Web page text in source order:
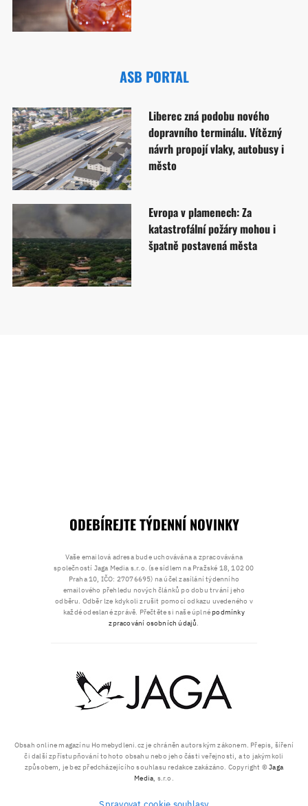
ASB PORTAL
Liberec zná podobu nového
dopravního terminálu. Vítězný
návrh propojí vlaky, autobusy i
město
Evropa v plamenech: Za
katastrofální požáry mohou i
špatně postavená města
Obsah online magazínu Homebydleni.cz je chráněn autorským zákonem. Přepis, šíření
či další zpřístupňování tohoto obsahu nebo jeho části veřejnosti, a to jakýmkoli
způsobem, je bez předcházejícího souhlasu redakce zakázáno. Copyright ©Jaga
Media, s.r.o.
ODEBÍREJTE TÝDENNÍ NOVINKY
Vaše emailová adresa bude uchovávána a zpracovávána
společností Jaga Media s.r.o. (se sídlem na Pražské 18, 102 00
Praha 10, IČO: 27076695) na účel zasílání týdenního
emailového přehledu nových článků po dobu trvání jeho
odběru. Odběr lze kdykoli zrušit pomocí odkazu uvedeného v
každé odeslané zprávě. Přečtěte si naše úplnépodmínky
zpracování osobních údajů.